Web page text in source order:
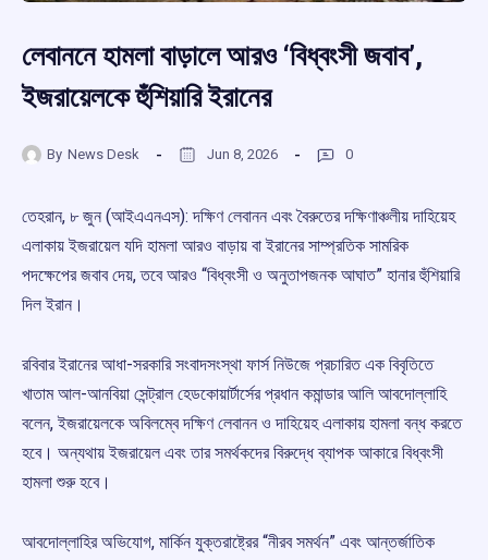
লেবাননে হামলা বাড়ালে আরও ‘বিধ্বংসী জবাব’,
ইজরায়েলকে হুঁশিয়ারি ইরানের
By News Desk Jun 8, 2026 0
তেহরান, ৮ জুন (আইএএনএস): দক্ষিণ লেবানন এবং বৈরুতের দক্ষিণাঞ্চলীয় দাহিয়েহ
এলাকায় ইজরায়েল যদি হামলা আরও বাড়ায় বা ইরানের সাম্প্রতিক সামরিক
পদক্ষেপের জবাব দেয়, তবে আরও “বিধ্বংসী ও অনুতাপজনক আঘাত” হানার হুঁশিয়ারি
দিল ইরান।
রবিবার ইরানের আধা-সরকারি সংবাদসংস্থা ফার্স নিউজে প্রচারিত এক বিবৃতিতে
খাতাম আল-আনবিয়া সেন্ট্রাল হেডকোয়ার্টার্সের প্রধান কমান্ডার আলি আবদোল্লাহি
বলেন, ইজরায়েলকে অবিলম্বে দক্ষিণ লেবানন ও দাহিয়েহ এলাকায় হামলা বন্ধ করতে
হবে। অন্যথায় ইজরায়েল এবং তার সমর্থকদের বিরুদ্ধে ব্যাপক আকারে বিধ্বংসী
হামলা শুরু হবে।
আবদোল্লাহির অভিযোগ, মার্কিন যুক্তরাষ্ট্রের “নীরব সমর্থন” এবং আন্তর্জাতিক